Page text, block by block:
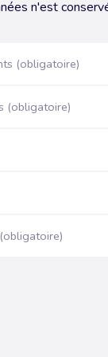
n'est
(obligatoire)
(obligatoire)